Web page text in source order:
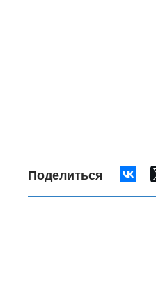
Поделиться